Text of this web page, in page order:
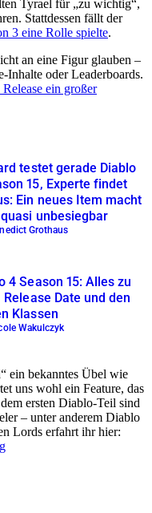
Tyrael für „zu wichtig“,
Stattdessen fällt der
3 eine Rolle spielte.
an eine Figur glauben –
Inhalte oder Leaderboards.
ein großer
testet gerade Diablo
15, Experte findet
Ein neues Item macht
unbesiegbar
Grothaus
4 Season 15: Alles zu
Release Date und den
Klassen
Wakulczyk
ein bekanntes Übel wie
uns wohl ein Feature, das
ersten Diablo-Teil sind
– unter anderem Diablo
Lords erfahrt ihr hier: